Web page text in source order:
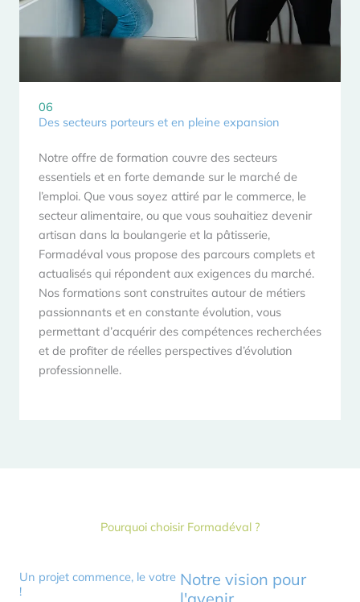
06
Des secteurs porteurs et en pleine expansion
Notre offre de formation couvre des secteurs
essentiels et en forte demande sur le marché de
l’emploi. Que vous soyez attiré par le commerce, le
secteur alimentaire, ou que vous souhaitiez devenir
artisan dans la boulangerie et la pâtisserie,
Formadéval vous propose des parcours complets et
actualisés qui répondent aux exigences du marché.
Nos formations sont construites autour de métiers
passionnants et en constante évolution, vous
permettant d’acquérir des compétences recherchées
et de profiter de réelles perspectives d’évolution
professionnelle.
Pourquoi choisir Formadéval ?
Un projet commence, le votre
!
Notre vision pour